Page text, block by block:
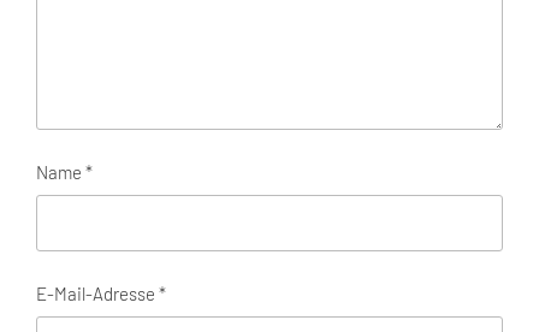
Name *
E-Mail-Adresse *